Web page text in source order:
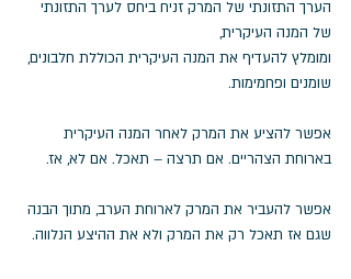
הערך התזונתי של המרק זניח ביחס לערך התזונתי
של המנה העיקרית,
ומומלץ להעדיף את המנה העיקרית הכוללת חלבונים,
שומנים ופחמימות.
אפשר להציע את המרק לאחר המנה העיקרית
בארוחת הצהריים. אם תרצה – תאכל. אם לא, אז.
אפשר להעביר את המרק לארוחת הערב, מתוך הבנה
שגם אז תאכל רק את המרק ולא את ההיצע הנלווה.